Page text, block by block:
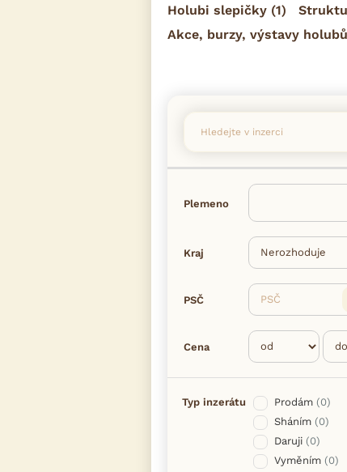
Holubi slepičky (1)
Akce, burzy, výstavy holubů
Plemeno
Kraj
PSČ PSČ
Cena
Typ inzerátu Prodám (0)
Sháním (0)
Daruji (0)
Vyměním (0)